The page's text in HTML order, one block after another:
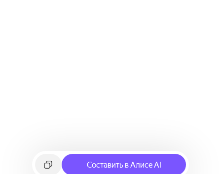
Составить в Алисе AI